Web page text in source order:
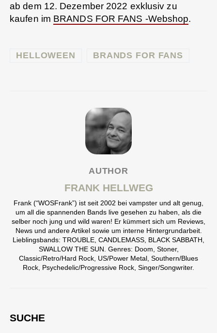
ab dem 12. Dezember 2022 exklusiv zu
kaufen im BRANDS FOR FANS -Webshop.
HELLOWEEN BRANDS FOR FANS
AUTHOR
FRANK HELLWEG
Frank (“WOSFrank”) ist seit 2002 bei vampster und alt genug,
um all die spannenden Bands live gesehen zu haben, als die
selber noch jung und wild waren! Er kümmert sich um Reviews,
News und andere Artikel sowie um interne Hintergrundarbeit.
Lieblingsbands: TROUBLE, CANDLEMASS, BLACK SABBATH,
SWALLOW THE SUN. Genres: Doom, Stoner,
Classic/Retro/Hard Rock, US/Power Metal, Southern/Blues
Rock, Psychedelic/Progressive Rock, Singer/Songwriter.
SUCHE